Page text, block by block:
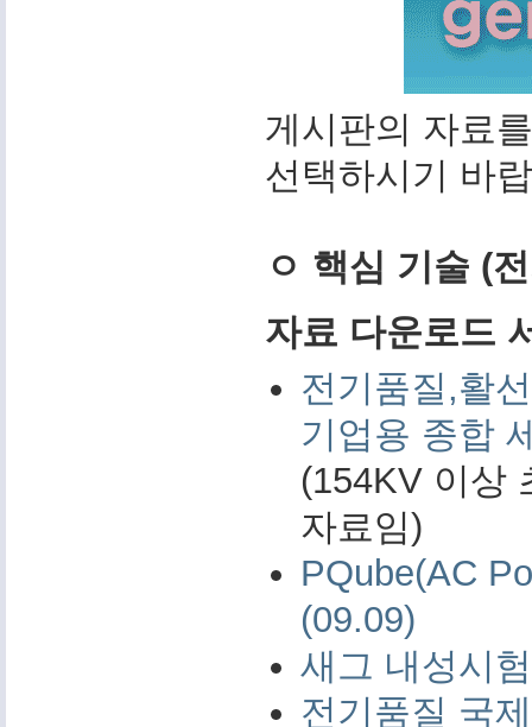
게시판의 자료
선택하시기 바
ㅇ 핵심 기술 (
자료 다운로드
전기품질,활
기업용 종합
(154KV 이상
자료임)
PQube(AC
(09.09)
새그 내성시
전기품질 국